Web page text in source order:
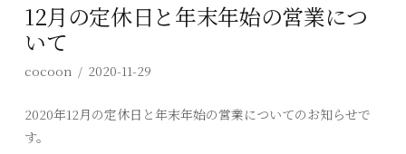
12月の定休日と年末年始の営業につ
いて
cocoon 2020-11-29
2020年12月の定休日と年末年始の営業についてのお知らせで
す。